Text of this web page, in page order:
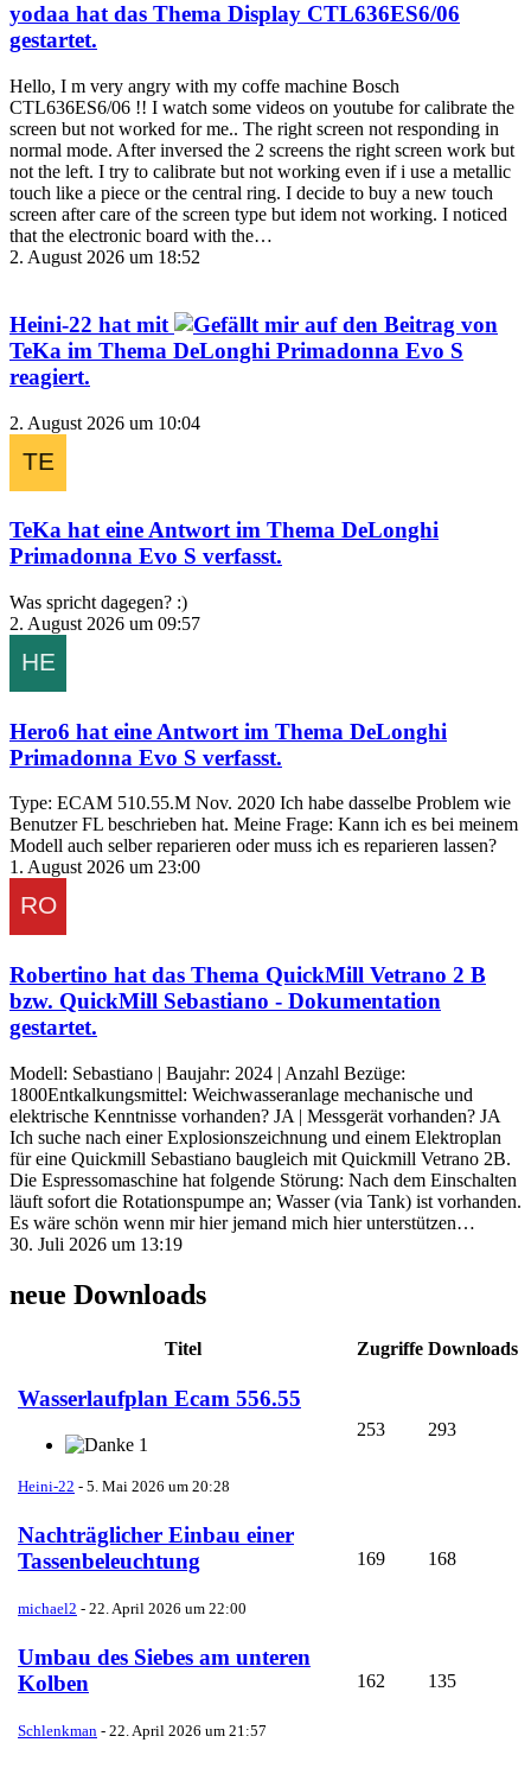
yodaa hat das Thema Display CTL636ES6/06
gestartet.
Hello, I m very angry with my coffe machine Bosch
CTL636ES6/06 !! I watch some videos on youtube for calibrate the
screen but not worked for me.. The right screen not responding in
normal mode. After inversed the 2 screens the right screen work but
not the left. I try to calibrate but not working even if i use a metallic
touch like a piece or the central ring. I decide to buy a new touch
screen after care of the screen type but idem not working. I noticed
that the electronic board with the…
2. August 2026 um 18:52
Heini-22 hat mit
auf den Beitrag von
TeKa im Thema DeLonghi Primadonna Evo S
reagiert.
2. August 2026 um 10:04
TeKa hat eine Antwort im Thema DeLonghi
Primadonna Evo S verfasst.
Was spricht dagegen? :)
2. August 2026 um 09:57
Hero6 hat eine Antwort im Thema DeLonghi
Primadonna Evo S verfasst.
Type: ECAM 510.55.M Nov. 2020 Ich habe dasselbe Problem wie
Benutzer FL beschrieben hat. Meine Frage: Kann ich es bei meinem
Modell auch selber reparieren oder muss ich es reparieren lassen?
1. August 2026 um 23:00
Robertino hat das Thema QuickMill Vetrano 2 B
bzw. QuickMill Sebastiano - Dokumentation
gestartet.
Modell: Sebastiano | Baujahr: 2024 | Anzahl Bezüge:
1800Entkalkungsmittel: Weichwasseranlage mechanische und
elektrische Kenntnisse vorhanden? JA | Messgerät vorhanden? JA
Ich suche nach einer Explosionszeichnung und einem Elektroplan
für eine Quickmill Sebastiano baugleich mit Quickmill Vetrano 2B.
Die Espressomaschine hat folgende Störung: Nach dem Einschalten
läuft sofort die Rotationspumpe an; Wasser (via Tank) ist vorhanden.
Es wäre schön wenn mir hier jemand mich hier unterstützen…
30. Juli 2026 um 13:19
neue Downloads
Titel Zugriffe Downloads
Wasserlaufplan Ecam 556.55
1
Heini-22 - 5. Mai 2026 um 20:28
253 293
Nachträglicher Einbau einer
Tassenbeleuchtung
michael2 - 22. April 2026 um 22:00
169 168
Umbau des Siebes am unteren
Kolben
Schlenkman - 22. April 2026 um 21:57
162 135